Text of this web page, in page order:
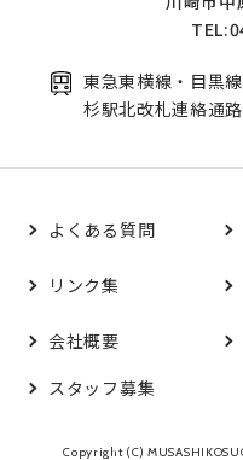
東急東横線・目黒
杉駅北改札連絡通
よくある質問
リンク集
会社概要
スタッフ募集
Copyright (C)